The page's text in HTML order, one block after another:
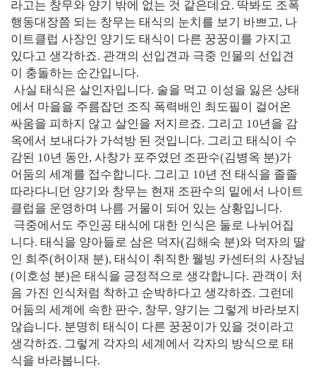
라고는 창무와 양기 밖에 없는 것 같은데요. 딱봐도 조폭
행동대장쯤 되는 창무는 태식의 눈치를 보기 바쁘고, 나
이트클럽 사장인 양기도 태식이 다른 꿍꿍이를 가지고
있다고 생각하죠. 관객의 선입견과 극중 인물의 선입견
이 충돌하는 순간입니다.
사실 태식은 살인자입니다. 술을 먹고 이성을 잃은 상태
에서 마을을 주름잡던 조직 폭력배인 최도필이 걸어온
싸움을 피하지 않고 살인을 저지르죠. 그리고 10년을 감
옥에서 보내다가 가석방 된 것입니다. 그리고 태식이 수
감된 10년 동안, 사창가 포주였던 조판수(김병옥 분)가
어둠의 세계를 접수합니다. 그리고 10년 전 태식을 졸졸
따라다니던 양기와 창무는 현재 조판수의 밑에서 나이트
클럽을 운영하며 나름 거물이 되어 있는 상황입니다.
극중에서도 주인공 태식에 대한 인식은 둘로 나뉘어집
니다. 태식을 양아들로 삼은 덕자(김해숙 분)와 덕자의 딸
인 희주(허이재 분), 태식이 취직한 웰빙 카센터의 사장님
(이호성 분)은 태식을 긍정적으로 생각합니다. 관객이 처
음 가진 인식처럼 착하고 순박하다고 생각하죠. 그런데
어둠의 세계에 속한 판수, 창무, 양기는 그렇게 바라보지
않습니다. 분명히 태식이 다른 꿍꿍이가 있을 것이라고
생각하죠. 그렇게 각자의 세계에서 각자의 방식으로 태
식을 바라봅니다.